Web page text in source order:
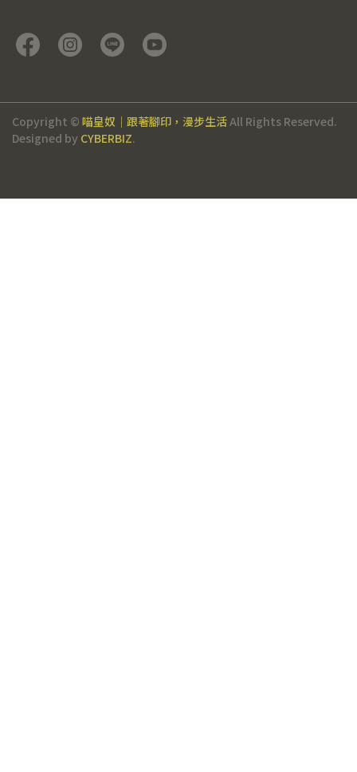
Copyright © 喵皇奴｜跟著腳印，漫步生活All Rights Reserved.
Designed by CYBERBIZ.